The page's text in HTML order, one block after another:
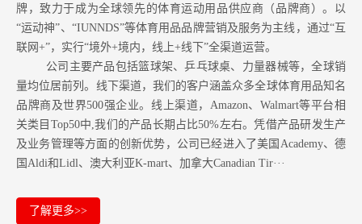
牌，致力于成为全球领先的体育运动用品供应商（品牌商）。以
“运动神”、“IUNNDS”等体育用品品牌营销及服务为主线，通过“互
联网+”，实行“境外+境内，线上+线下”全渠道运营。
公司主要产品包括篮球架、乒乓球桌、力量器械等，全球销
量均位居前列。 线下渠道，我们的客户涵盖众多全球体育用品知名
品牌商及世界500强企业。 线上渠道，Amazon、Walmart等平台相
关类目Top50中,我们的产品长期占比50%左右。凭借产品研发生产
及业务管理等方面的创新优势，公司已经进入了美国Academy、德
国Aldi和Lidl、澳大利亚K-mart、加拿大Canadian Tir···
了解更多>>